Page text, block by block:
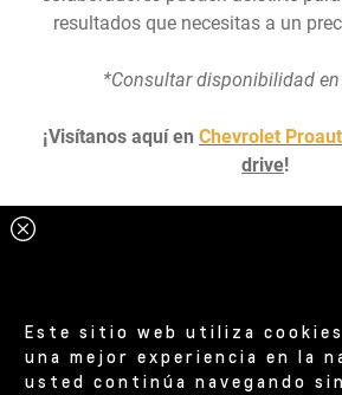
resultados que necesitas a un
*Consultar disponibilidad
¡Visítanos aquí en Chevrolet
drive!
Este sitio web utiliza
una mejor experiencia en la
usted continúa navegando